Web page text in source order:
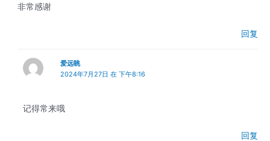
非常感谢
回复
爱远眺
2024年7月27日 在 下午8:16
记得常来哦
回复